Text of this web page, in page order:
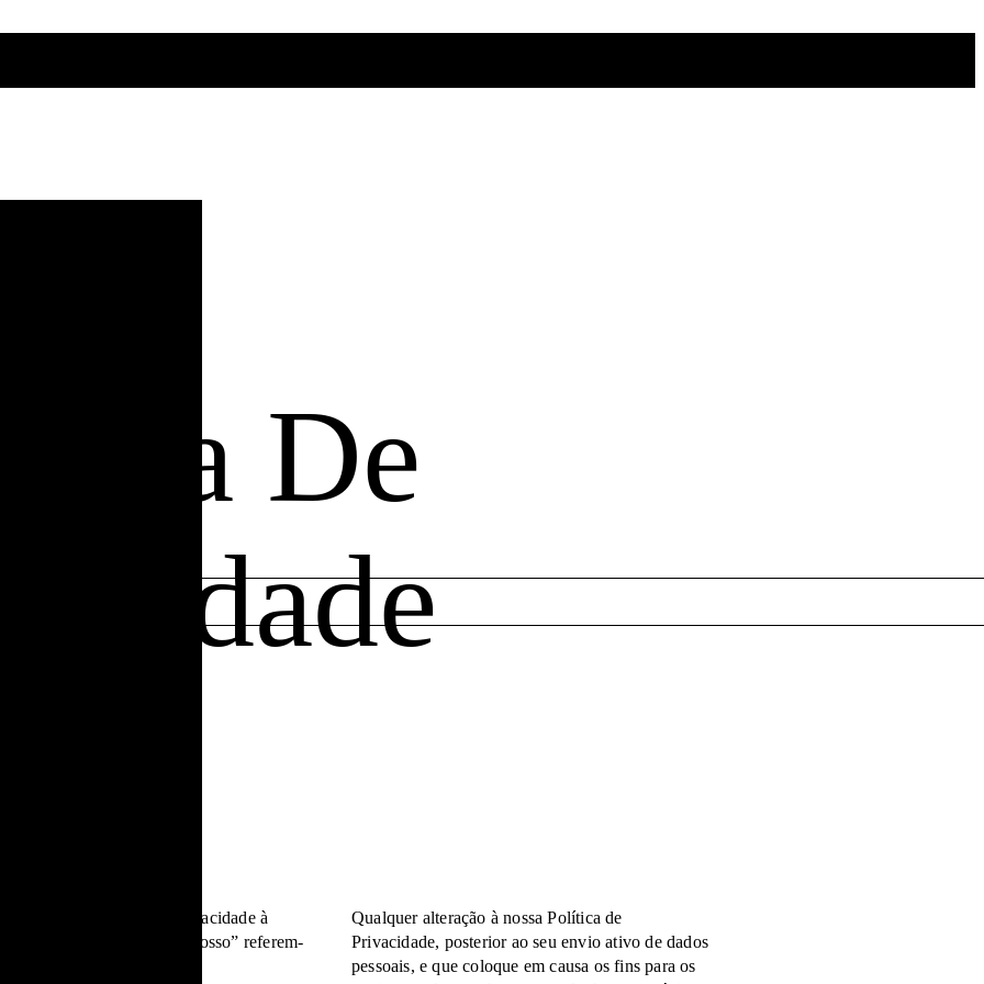
De
nesta Política de Privacidade à
“nós”, “nos” ou “nosso” referem-
Qualquer alteração à nossa Política de
Privacidade, posterior ao seu envio ativo de dados
pessoais, e que coloque em causa os fins para os